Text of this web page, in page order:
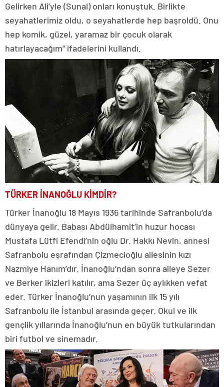
Gelirken Ali’yle (Sunal) onları konuştuk. Birlikte
seyahatlerimiz oldu, o seyahatlerde hep başroldü. Onu
hep komik, güzel, yaramaz bir çocuk olarak
hatırlayacağım” ifadelerini kullandı.
TÜRKER İNANOĞLU KİMDİR?
Türker İnanoğlu 18 Mayıs 1936 tarihinde Safranbolu’da
dünyaya gelir. Babası Abdülhamit’in huzur hocası
Mustafa Lütfi Efendi’nin oğlu Dr. Hakkı Nevin, annesi
Safranbolu eşrafından Çizmecioğlu ailesinin kızı
Nazmiye Hanım’dır. İnanoğlu’ndan sonra aileye Sezer
ve Berker ikizleri katılır, ama Sezer üç aylıkken vefat
eder. Türker İnanoğlu’nun yaşamının ilk 15 yılı
Safranbolu ile İstanbul arasında geçer. Okul ve ilk
gençlik yıllarında İnanoğlu’nun en büyük tutkularından
biri futbol ve sinemadır.